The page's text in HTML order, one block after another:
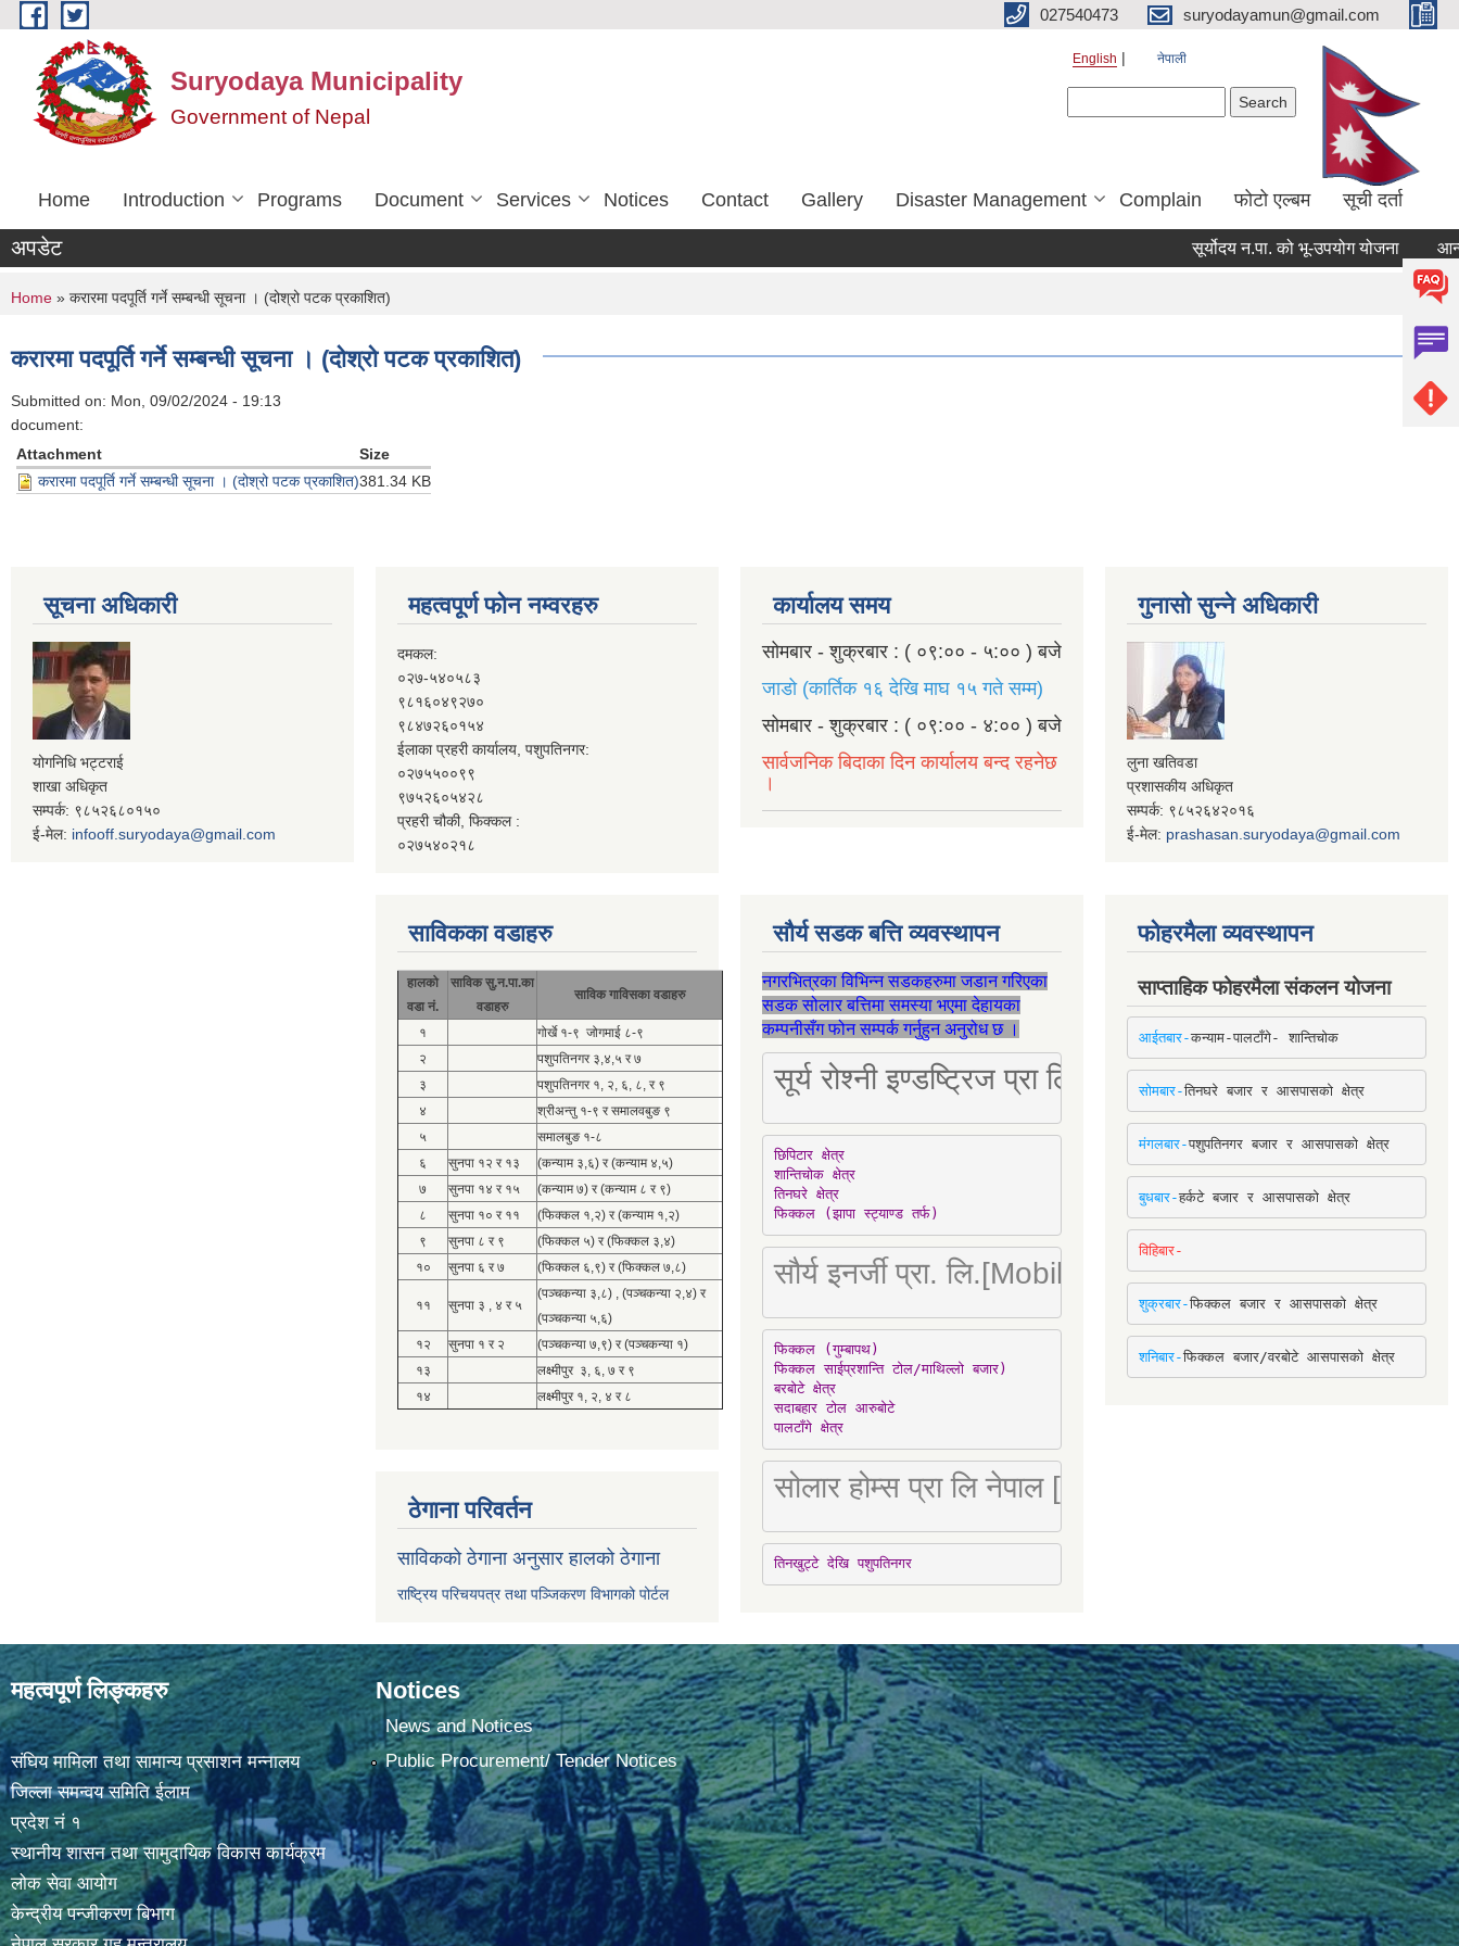
Skip to main content 027540473 suryodayamun@gmail.com
Suryodaya Municipality
Government of Nepal
English नेपाली
Home Introduction Programs Document Services Notices Contact Gallery Disaster Management Complain फोटो एल्बम सूची दर्ता
अपडेट सूर्योदय न.पा. को भू-उपयोग योजना
You are here
Home » करारमा पदपूर्ति गर्ने सम्बन्धी सूचना । (दोश्रो पटक प्रकाशित)
करारमा पदपूर्ति गर्ने सम्बन्धी सूचना । (दोश्रो पटक प्रकाशित)
Submitted on: Mon, 09/02/2024 - 19:13
document:
Attachment
Size
करारमा पदपूर्ति गर्ने सम्बन्धी सूचना । (दोश्रो पटक प्रकाशित)381.34 KB
सूचना अधिकारी
योगनिधि भट्टराई
शाखा अधिकृत
सम्पर्क: ९८५२६८०१५०
ई-मेल: infooff.suryodaya@gmail.com
महत्वपूर्ण फोन नम्वरहरु
दमकल:
०२७-५४०५८३
९८१६०४९२७०
९८४७२६०१५४
ईलाका प्रहरी कार्यालय, पशुपतिनगर:
०२७५५००९९
९७५२६०५४२८
प्रहरी चौकी, फिक्कल :
०२७५४०२१८
कार्यालय समय
सोमबार - शुक्रबार : ( ०९:०० - ५:०० ) बजे
जाडो (कार्तिक १६ देखि माघ १५ गते सम्म)
सोमबार - शुक्रबार : ( ०९:०० - ४:०० ) बजे
सार्वजनिक बिदाका दिन कार्यालय बन्द रहनेछ
।
गुनासो सुन्ने अधिकारी
लुना खतिवडा
प्रशासकीय अधिकृत
सम्पर्क: ९८५२६४२०१६
ई-मेल: prashasan.suryodaya@gmail.com
साविकका वडाहरु
हालको
वडा नं.
साविक सु.न.पा.का
वडाहरु
साविक गाविसका वडाहरु
१
गोर्खे १-९ जोगमाई ८-९
२
पशुपतिनगर ३,४,५ र ७
३
पशुपतिनगर १, २, ६, ८, र ९
४
श्रीअन्तु १-९ र समालवबुङ ९
५
समालबुङ १-८
६
सुनपा १२ र १३
(कन्याम ३,६) र (कन्याम ४,५)
७
सुनपा १४ र १५
(कन्याम ७) र (कन्याम ८ र ९)
८
सुनपा १० र ११
(फिक्कल १,२) र (कन्याम १,२)
९
सुनपा ८ र ९
(फिक्कल ५) र (फिक्कल ३,४)
१०
सुनपा ६ र ७ (फिक्कल ६,९) र (फिक्कल ७,८)
११ सुनपा ३ , ४ र ५
(पञ्चकन्या ३,८) , (पञ्चकन्या २,४) र
(पञ्चकन्या ५,६)
१२
सुनपा १ र २
(पञ्चकन्या ७,९) र (पञ्चकन्या १)
१३
लक्ष्मीपुर ३, ६, ७ र ९
१४
लक्ष्मीपुर १, २, ४ र ८
ठेगाना परिवर्तन
साविकको ठेगाना अनुसार हालको ठेगाना
राष्ट्रिय परिचयपत्र तथा पञ्जिकरण विभागको पोर्टल
सौर्य सडक बत्ति व्यवस्थापन
नगरभित्रका विभिन्न सडकहरुमा जडान गरिएका
सडक सोलार बत्तिमा समस्या भएमा देहायका
कम्पनीसँग फोन सम्पर्क गर्नुहुन अनुरोध छ ।
सूर्य रोश्नी इण्डष्ट्रिज प्रा लि [Mobile: 9851034034]
छिपिटार क्षेत्र
शान्तिचोक क्षेत्र
तिनघरे क्षेत्र
फिक्कल (झापा स्ट्याण्ड तर्फ)
सौर्य इनर्जी प्रा. लि.[Mobile : 9842780266]
फिक्कल (गुम्बापथ)
फिक्कल साईप्रशान्ति टोल/माथिल्लो बजार)
बरबोटे क्षेत्र
सदाबहार टोल आरुबोटे
पालटाँगे क्षेत्र
सोलार होम्स प्रा लि नेपाल [Mobile : 9851066274]
तिनखुट्टे देखि पशुपतिनगर
फोहरमैला व्यवस्थापन
साप्ताहिक फोहरमैला संकलन योजना
आईतबार-कन्याम-पालटाँगे- शान्तिचोक
सोमबार-तिनघरे बजार र आसपासको क्षेत्र
मंगलबार-पशुपतिनगर बजार र आसपासको क्षेत्र
बुधबार-हर्कटे बजार र आसपासको क्षेत्र
विहिबार-
शुक्रबार-फिक्कल बजार र आसपासको क्षेत्र
शनिबार-फिक्कल बजार/वरबोटे आसपासको क्षेत्र
महत्वपूर्ण लिङ्कहरु
संघिय मामिला तथा सामान्य प्रसाशन मन्नालय
जिल्ला समन्वय समिति ईलाम
प्रदेश नं १
स्थानीय शासन तथा सामुदायिक विकास कार्यक्रम
लोक सेवा आयोग
केन्द्रीय पन्जीकरण बिभाग
Notices
News and Notices
Public Procurement/ Tender Notices